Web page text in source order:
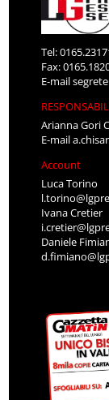
Tel:
Fax:
E-mail
Arianna Gori
E-mail
Account
Luca Torino
Ivana Cretier
Daniele